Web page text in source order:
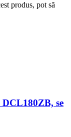
produs, pot să
se